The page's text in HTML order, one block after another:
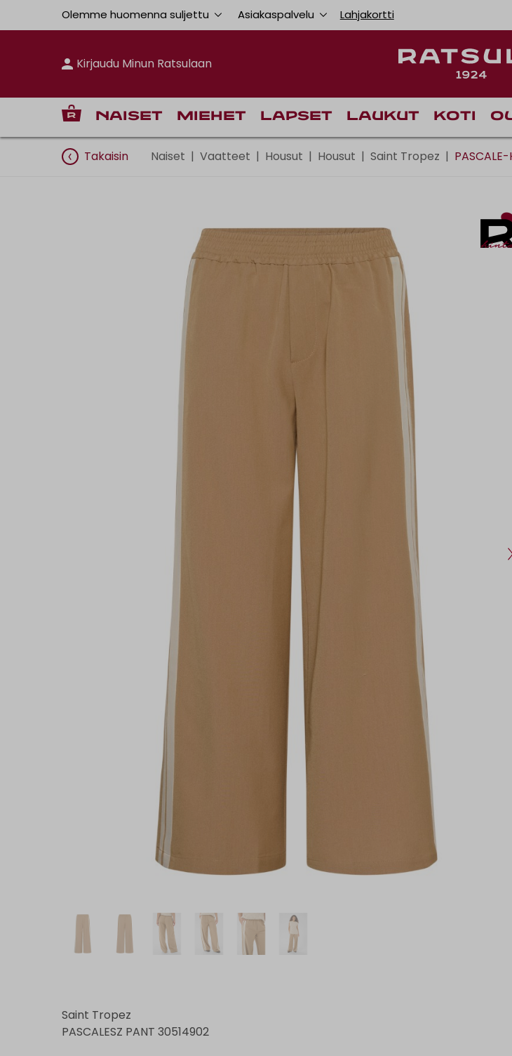
Olemme huomenna suljettu Asiakaspalvelu Lahjakortti
Kirjaudu Minun Ratsulaan
Naiset Miehet Lapset Laukut Koti
Takaisin Naiset | Vaatteet | Housut | Housut | Saint Tropez |
Saint Tropez
PASCALESZ PANT 30514902